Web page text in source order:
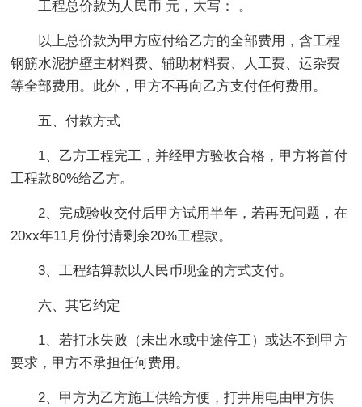
工程总价款为人民币 元，大写： 。
以上总价款为甲方应付给乙方的全部费用，含工程
钢筋水泥护壁主材料费、辅助材料费、人工费、运杂费
等全部费用。此外，甲方不再向乙方支付任何费用。
五、付款方式
1、乙方工程完工，并经甲方验收合格，甲方将首付
工程款80%给乙方。
2、完成验收交付后甲方试用半年，若再无问题，在
20xx年11月份付清剩余20%工程款。
3、工程结算款以人民币现金的方式支付。
六、其它约定
1、若打水失败（未出水或中途停工）或达不到甲方
要求，甲方不承担任何费用。
2、甲方为乙方施工供给方便，打井用电由甲方供